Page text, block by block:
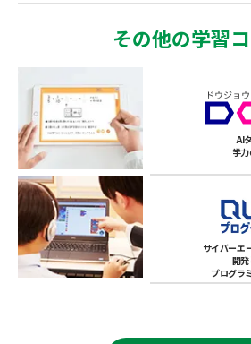
その他の学習
AI
学
サイバーエ
開
プログラ